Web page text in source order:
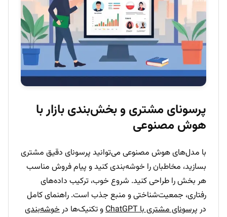
پرسونای مشتری و بخش‌بندی بازار با
هوش مصنوعی
با مدل‌های هوش مصنوعی می‌توانید پرسونای دقیق مشتری
بسازید، مخاطبان را خوشه‌بندی کنید و پیام فروش مناسب
هر بخش را طراحی کنید. شروع خوب، ترکیب داده‌های
رفتاری، جمعیت‌شناختی و منبع جذب است. راهنمای کامل
در پرسونای مشتری با ChatGPT و تکنیک‌ها درخوشه‌بندی